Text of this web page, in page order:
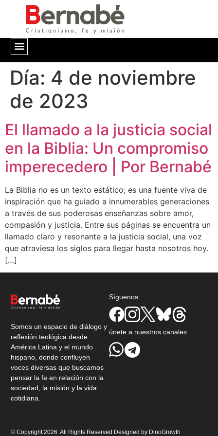
Día: 4 de noviembre
de 2023
El llamado a la justicia social
en la Biblia: Un compromiso
imperecedero | Por Bernabé
La Biblia no es un texto estático; es una fuente viva de
inspiración que ha guiado a innumerables generaciones
a través de sus poderosas enseñanzas sobre amor,
compasión y justicia. Entre sus páginas se encuentra un
llamado claro y resonante a la justicia social, una voz
que atraviesa los siglos para llegar hasta nosotros hoy.
[…]
Somos un espacio de diálogo y
reflexión teológica desde
América Latina y el mundo
hispano, donde confluyen
voces diversas que buscamos
pensar la fe en relación con la
sociedad, la misión y la vida
cotidiana.
Síguenos:
únete a nuestros canales
© Copyright 2026. All Rights Reserved Designed by DinoGrowth